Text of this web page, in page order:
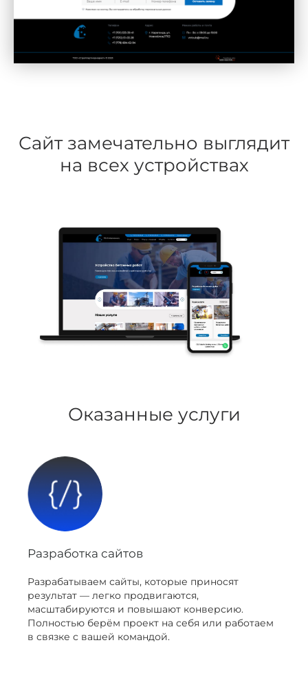
Сайт замечательно выглядит
на всех устройствах
Оказанные услуги
Разработка сайтов
Разрабатываем сайты, которые приносят
результат — легко продвигаются,
масштабируются и повышают конверсию.
Полностью берём проект на себя или работаем
в связке с вашей командой.